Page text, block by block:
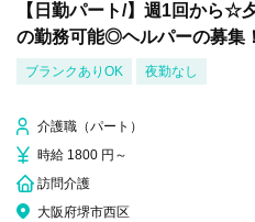
【日勤パート/】週1回から☆
の勤務可能◎ヘルパーの募集！
ブランクありOK 夜勤なし
介護職（パート）
時給 1800 円～
訪問介護
大阪府堺市西区